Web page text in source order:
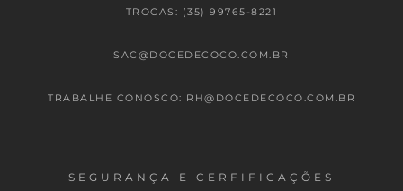
TROCAS: (35) 99765-8221
SAC@DOCEDECOCO.COM.BR
TRABALHE CONOSCO: RH@DOCEDECOCO.COM.BR
SEGURANÇA E CERFIFICAÇÕES